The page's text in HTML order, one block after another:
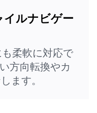
イルナビゲー
柔軟に対応で
方向転換やカ
ます。